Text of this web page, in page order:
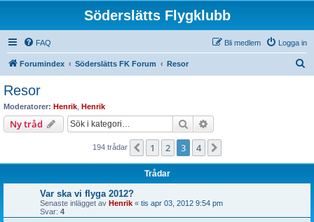
Söderslätts Flygklubb
FAQ Logga in
Bli medlem
Forumindex Söderslätts FK Forum Resor
Resor
Moderatorer: Henrik Henrik
Ny tråd Sök
194 trådar Föregående
1 2 3 4
Trådar
Var ska vi flyga 2012?
Senaste inlägget av Henrik « tis apr 03, 2012 9:54 pm
Svar: 4